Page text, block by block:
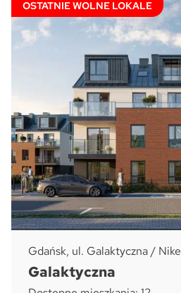
Gdańsk, ul. Galaktyczna / Nike
Galaktyczna
OSTATNIE WOLNE LOKALE